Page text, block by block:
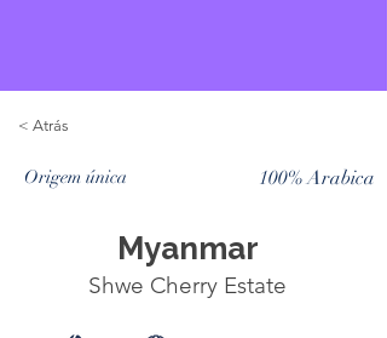
< Atrás
Origem única 100% Arabica
Myanmar
Shwe Cherry Estate